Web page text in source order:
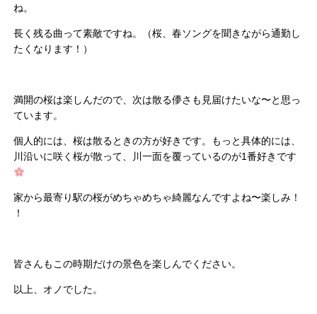
ね。
長く残る曲って素敵ですね。（桜、春ソングを聞きながら通勤し
たくなります！）
満開の桜は楽しんだので、次は散る儚さも見届けたいな〜と思っ
ています。
個人的には、桜は散るときの方が好きです。もっと具体的には、
川沿いに咲く桜が散って、川一面を覆っているのが1番好きです
家から最寄り駅の桜がめちゃめちゃ綺麗なんですよね〜楽しみ！
！
皆さんもこの時期だけの景色を楽しんでください。
以上、オノでした。